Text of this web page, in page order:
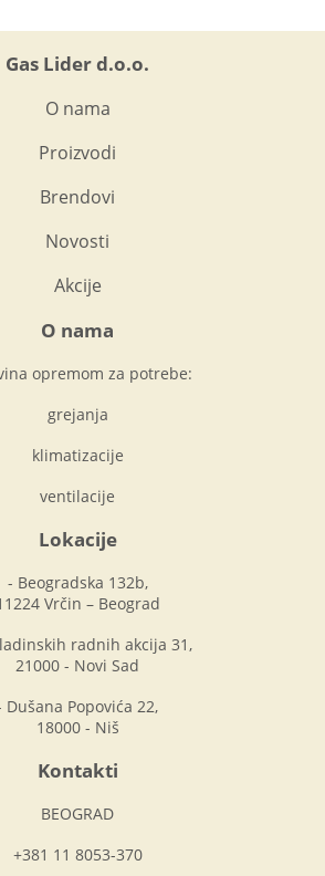
Gas Lider d.o.o.
O nama
Proizvodi
Brendovi
Novosti
Akcije
O nama
opremom za potrebe:
grejanja
klimatizacije
ventilacije
Lokacije
- Beogradska 132b,
Vrčin – Beograd
radnih akcija 31,
21000 - Novi Sad
Dušana Popovića 22,
18000 - Niš
Kontakti
BEOGRAD
+381 11 8053-370